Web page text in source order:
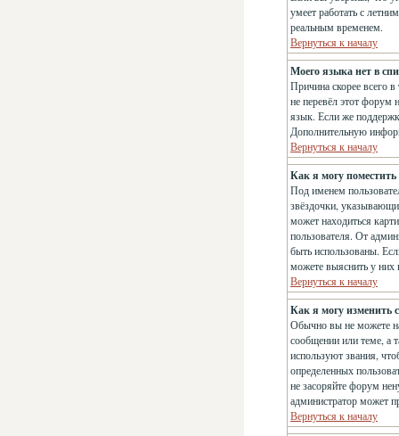
умеет работать с
реальным временем.
Вернуться к началу
Моего языка нет в
Причина скорее всего
не перевёл этот форум
язык. Если же
Дополнительную
Вернуться к началу
Как я могу
Под именем
звёздочки,
может находиться
пользователя. От
быть использованы.
можете выяснить у них
Вернуться к началу
Как я могу изменить
Обычно вы не можете
сообщении или теме, а
используют звания,
определенных
не засоряйте форум
администратор может
Вернуться к началу